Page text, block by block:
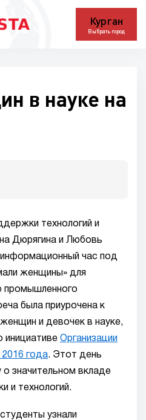
Курган
Выбрать город
в науке на
технологий и
Дюрягина и Любовь
час под
женщины» для
промышленного
была приурочена к
и девочек в науке,
инициативе Организации
года. Этот день
значительном вкладе
и технологий.
узнали